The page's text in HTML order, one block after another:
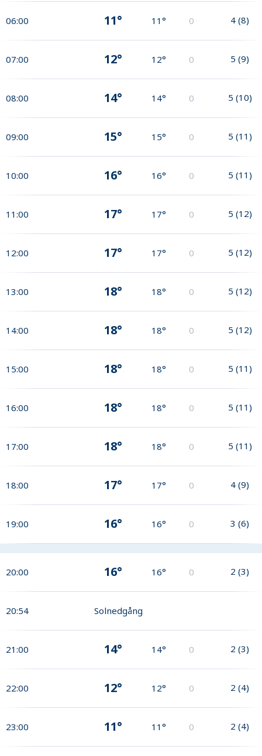
06:00 11° 11° 0 4 (8)
07:00 12° 12° 0 5 (9)
08:00 14° 14° 0 5 (10)
09:00 15° 15° 0 5 (11)
10:00 16° 16° 0 5 (11)
11:00 17° 17° 0 5 (12)
12:00 17° 17° 0 5 (12)
13:00 18° 18° 0 5 (12)
14:00 18° 18° 0 5 (12)
15:00 18° 18° 0 5 (11)
16:00 18° 18° 0 5 (11)
17:00 18° 18° 0 5 (11)
18:00 17° 17° 0 4 (9)
19:00 16° 16° 0 3 (6)
20:00 16° 16° 0 2 (3)
20:54 Solnedgång
21:00 14° 14° 0 2 (3)
22:00 12° 12° 0 2 (4)
23:00 11° 11° 0 2 (4)